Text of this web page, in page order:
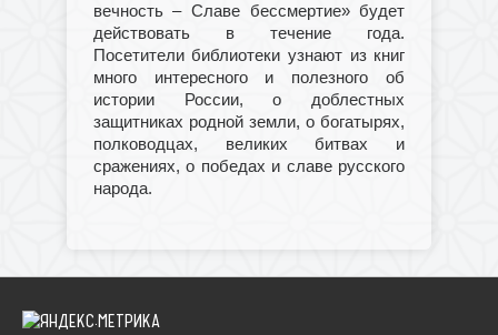
вечность – Славе бессмертие» будет
действовать в течение года.
Посетители библиотеки узнают из книг
много интересного и полезного об
истории России, о доблестных
защитниках родной земли, о богатырях,
полководцах, великих битвах и
сражениях, о победах и славе русского
народа.